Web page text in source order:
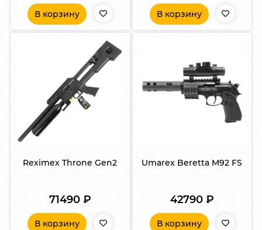
В корзину В корзину
Reximex Throne Gen2
71490 ₽
В корзину
Umarex Beretta M92 FS
42790 ₽
В корзину